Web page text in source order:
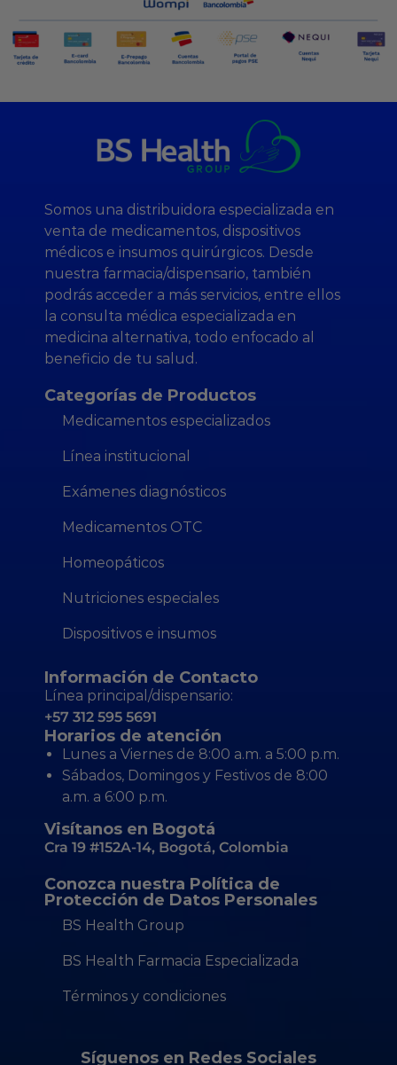
Somos una distribuidora especializada en
venta de medicamentos, dispositivos
médicos e insumos quirúrgicos. Desde
nuestra farmacia/dispensario, también
podrás acceder a más servicios, entre ellos
la consulta médica especializada en
medicina alternativa, todo enfocado al
beneficio de tu salud.
Categorías de Productos
Medicamentos especializados
Línea institucional
Exámenes diagnósticos
Medicamentos OTC
Homeopáticos
Nutriciones especiales
Dispositivos e insumos
Información de Contacto
Línea principal/dispensario:
+57 312 595 5691
Horarios de atención
Lunes a Viernes de 8:00 a.m. a 5:00 p.m.
Sábados, Domingos y Festivos de 8:00
a.m. a 6:00 p.m.
Visítanos en Bogotá
Cra 19 #152A-14, Bogotá, Colombia
Conozca nuestra Política de
Protección de Datos Personales
BS Health Group
BS Health Farmacia Especializada
Términos y condiciones
Síguenos en Redes Sociales